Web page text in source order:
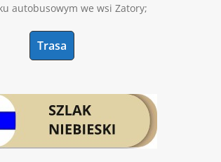
autobusowym we wsi Zatory;
Trasa